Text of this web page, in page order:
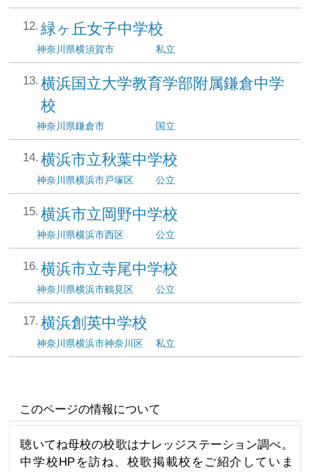
緑ヶ丘女子中学校
神奈川県横須賀市 私立
横浜国立大学教育学部附属鎌倉中学
校
神奈川県鎌倉市 国立
横浜市立秋葉中学校
神奈川県横浜市戸塚区 公立
横浜市立岡野中学校
神奈川県横浜市西区 公立
横浜市立寺尾中学校
神奈川県横浜市鶴見区 公立
横浜創英中学校
神奈川県横浜市神奈川区 私立
このページの情報について
聴いてね母校の校歌はナレッジステーション調べ。
中学校HPを訪ね、校歌掲載校をご紹介していま